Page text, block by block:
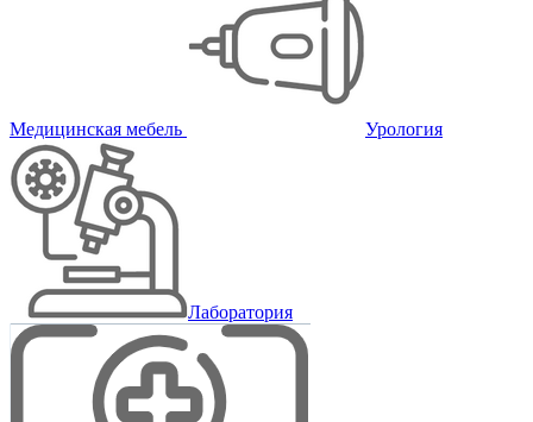
Медицинская мебель Урология
Лаборатория